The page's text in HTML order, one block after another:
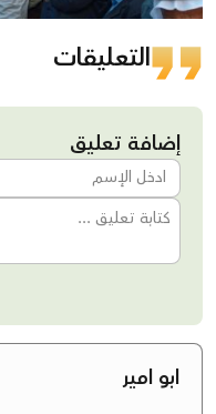
التعليقات
إضافة تعليق
ابو امير